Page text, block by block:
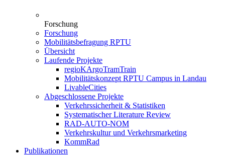
Forschung
Forschung
Mobilitätsbefragung RPTU
Übersicht
Laufende Projekte
regioKArgoTramTrain
Mobilitätskonzept RPTU Campus in Landau
LivableCities
Abgeschlossene Projekte
Verkehrssicherheit & Statistiken
Systematischer Literature Review
RAD-AUTO-NOM
Verkehrskultur und Verkehrsmarketing
KommRad
Publikationen